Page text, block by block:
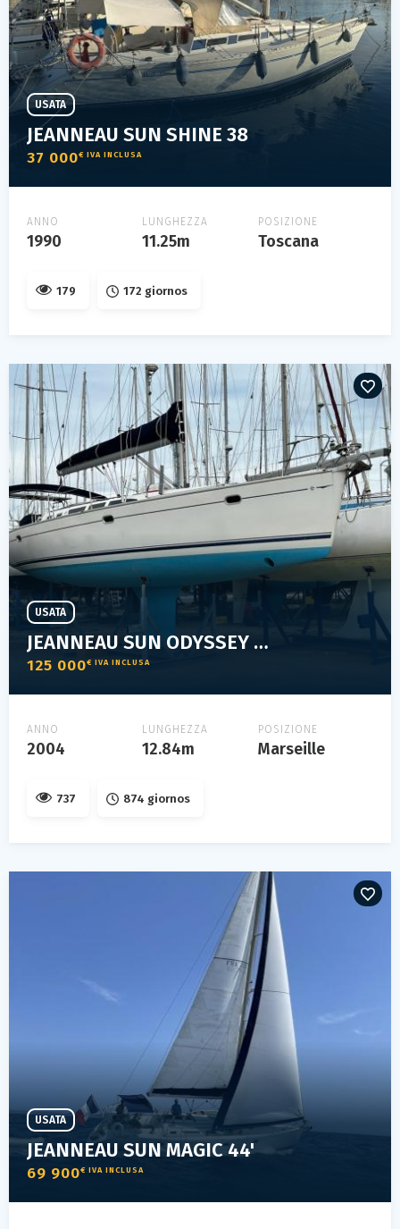
JEANNEAU SUN SHINE 38
37 000€ IVA INCLUSA
USATA
ANNO
1990
LUNGHEZZA
11.25m
POSIZIONE
Toscana
179 172 giornos
JEANNEAU SUN ODYSSEY 43 GTE
125 000€ IVA INCLUSA
USATA
ANNO
2004
LUNGHEZZA
12.84m
POSIZIONE
Marseille
737 874 giornos
JEANNEAU SUN MAGIC 44'
69 900€ IVA INCLUSA
USATA